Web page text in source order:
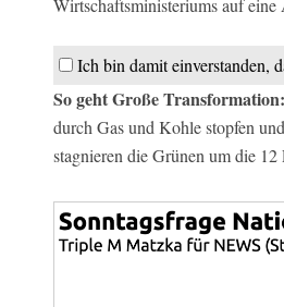
Wirtschaftsministeriums auf eine
Ich bin damit einverstanden,
So geht Große Transformation:
durch Gas und Kohle stopfen
stagnieren die Grünen um die